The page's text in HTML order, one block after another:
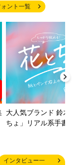
ント一覧
大人気ブランド 鈴木
ちょ」リアル系手書
インタビュー一